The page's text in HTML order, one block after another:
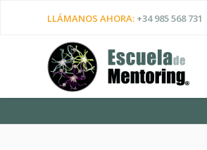
LLÁMANOS AHORA: +34 985 568 731